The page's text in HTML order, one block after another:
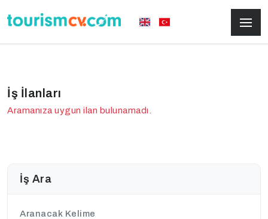
İş Ara
Aranacak Kelime
İş İlanları
Aramanıza uygun ilan bulunamadı.